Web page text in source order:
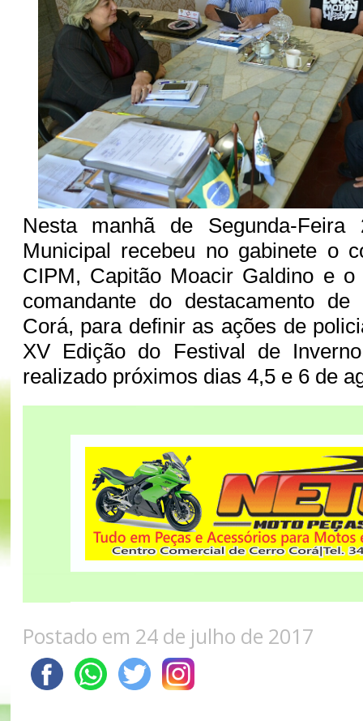
Nesta manhã de Segunda-Feira
Municipal recebeu no gabinete o
CIPM, Capitão Moacir Galdino e o
comandante do destacamento
Corá, para definir as ações de
XV Edição do Festival de
realizado próximos dias 4,5 e 6 de
Postado em 24 de julho de 2017